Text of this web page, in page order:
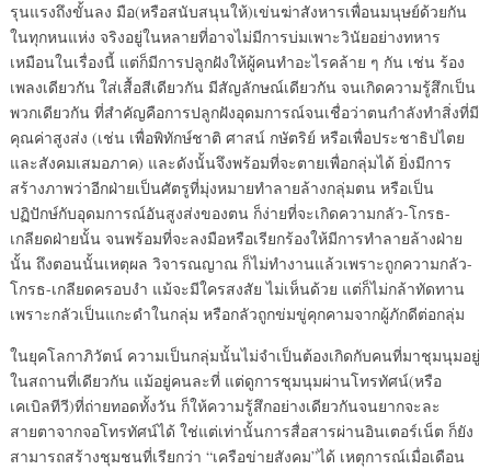
รุนแรงถึงขั้นลง มือ(หรือสนับสนุนให้)เข่นฆ่าสังหารเพื่อนมนุษย์ด้วยกัน
ในทุกหนแห่ง จริงอยู่ในหลายที่อาจไม่มีการบ่มเพาะวินัยอย่างทหาร
เหมือนในเรื่องนี้ แต่ก็มีการปลูกฝังให้ผู้คนทำอะไรคล้าย ๆ กัน เช่น ร้อง
เพลงเดียวกัน ใส่เสื้อสีเดียวกัน มีสัญลักษณ์เดียวกัน จนเกิดความรู้สึกเป็น
พวกเดียวกัน ที่สำคัญคือการปลูกฝังอุดมการณ์จนเชื่อว่าตนกำลังทำสิ่งที่มี
คุณค่าสูงส่ง (เช่น เพื่อพิทักษ์ชาติ ศาสน์ กษัตริย์ หรือเพื่อประชาธิปไตย
และสังคมเสมอภาค) และดังนั้นจึงพร้อมที่จะตายเพื่อกลุ่มได้ ยิ่งมีการ
สร้างภาพว่าอีกฝ่ายเป็นศัตรูที่มุ่งหมายทำลายล้างกลุ่มตน หรือเป็น
ปฏิปักษ์กับอุดมการณ์อันสูงส่งของตน ก็ง่ายที่จะเกิดความกลัว-โกรธ-
เกลียดฝ่ายนั้น จนพร้อมที่จะลงมือหรือเรียกร้องให้มีการทำลายล้างฝ่าย
นั้น ถึงตอนนั้นเหตุผล วิจารณญาณ ก็ไม่ทำงานแล้วเพราะถูกความกลัว-
โกรธ-เกลียดครอบงำ แม้จะมีใครสงสัย ไม่เห็นด้วย แต่ก็ไม่กล้าทัดทาน
เพราะกลัวเป็นแกะดำในกลุ่ม หรือกลัวถูกข่มขู่คุกคามจากผู้ภักดีต่อกลุ่ม
ในยุคโลกาภิวัตน์ ความเป็นกลุ่มนั้นไม่จำเป็นต้องเกิดกับคนที่มาชุมนุมอยู่
ในสถานที่เดียวกัน แม้อยู่คนละที่ แต่ดูการชุมนุมผ่านโทรทัศน์(หรือ
เคเบิลทีวี)ที่ถ่ายทอดทั้งวัน ก็ให้ความรู้สึกอย่างเดียวกันจนยากจะละ
สายตาจากจอโทรทัศน์ได้ ใช่แต่เท่านั้นการสื่อสารผ่านอินเตอร์เน็ต ก็ยัง
สามารถสร้างชุมชนที่เรียกว่า “เครือข่ายสังคม”ได้ เหตุการณ์เมื่อเดือน